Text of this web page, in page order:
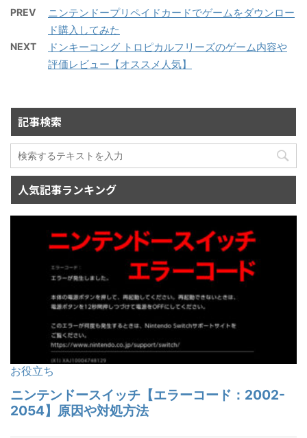
PREV
ニンテンドープリペイドカードでゲームをダウンロー
ド購入してみた
NEXT
ドンキーコング トロピカルフリーズのゲーム内容や
評価レビュー【オススメ人気】
記事検索
人気記事ランキング